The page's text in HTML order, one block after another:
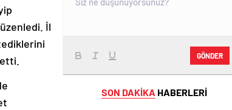
İl
GÖNDER
SON DAKİKA HABERLERİ